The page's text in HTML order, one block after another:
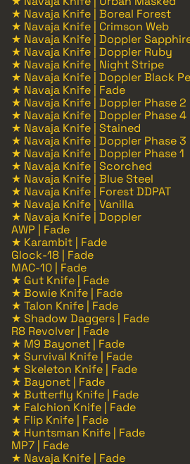
★ Navaja Knife | Boreal Forest
★ Navaja Knife | Crimson Web
★ Navaja Knife | Doppler
★ Navaja Knife | Doppler Ruby
★ Navaja Knife | Night Stripe
★ Navaja Knife | Doppler Black
★ Navaja Knife | Fade
★ Navaja Knife | Doppler Phase 2
★ Navaja Knife | Doppler Phase 4
★ Navaja Knife | Stained
★ Navaja Knife | Doppler Phase 3
★ Navaja Knife | Doppler Phase 1
★ Navaja Knife | Scorched
★ Navaja Knife | Blue Steel
★ Navaja Knife | Forest DDPAT
★ Navaja Knife | Vanilla
★ Navaja Knife | Doppler
AWP | Fade
★ Karambit | Fade
Glock-18 | Fade
MAC-10 | Fade
★ Gut Knife | Fade
★ Bowie Knife | Fade
★ Talon Knife | Fade
★ Shadow Daggers | Fade
R8 Revolver | Fade
★ M9 Bayonet | Fade
★ Survival Knife | Fade
★ Skeleton Knife | Fade
★ Bayonet | Fade
★ Butterfly Knife | Fade
★ Falchion Knife | Fade
★ Flip Knife | Fade
★ Huntsman Knife | Fade
MP7 | Fade
★ Navaja Knife | Fade